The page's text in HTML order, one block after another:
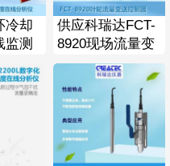
冷却
监测
外散
仪
供应科瑞达FCT-
8920现场流量变
送控制器一体式
就地显示